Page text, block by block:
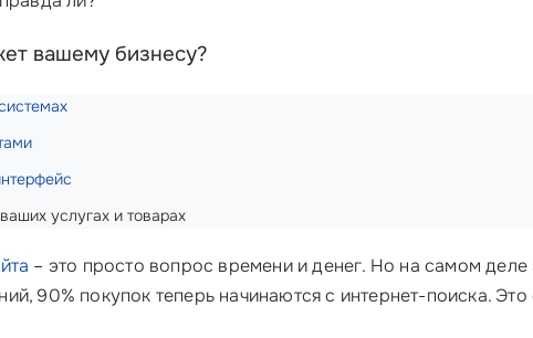
вашему бизнесу?
услугах и товарах
– это просто вопрос времени и денег. Но на самом
90% покупок теперь начинаются с интернет-поиска.